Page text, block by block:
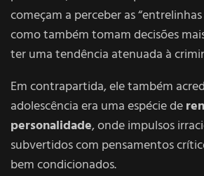
começam a perceber as
como também tomam decisões
ter uma tendência atenuada à
Em contrapartida, ele também
adolescência era uma espécie de
personalidade, onde impulsos
subvertidos com pensamentos
bem condicionados.